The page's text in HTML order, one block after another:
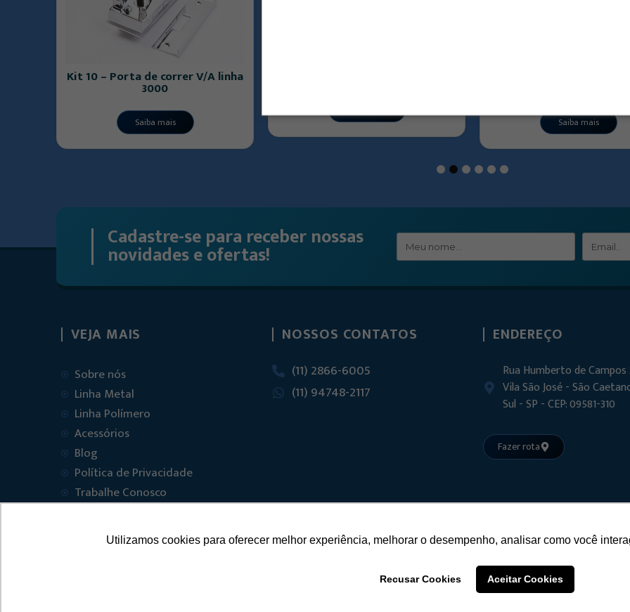
Utilizamos cookies para oferecer melhor experiência, melhorar o desempenho, analisar como você
Recusar Cookies Aceitar Cookies
Kit 10 – Porta de correr V/A linha
3000
Saiba mais Saiba mais
4 5 6
Cadastre-se para receber nossas
novidades e ofertas!
VEJA MAIS
Sobre nós
Linha Metal
Linha Polímero
Acessórios
Blog
Política de Privacidade
Trabalhe Conosco
NOSSOS CONTATOS
(11) 2866-6005
(11) 94748-2117
ENDEREÇO
Rua Humberto de Campos
Vila São José - São
Sul - SP - CEP: 09581-310
Fazer rota
© 2025 FVT – FERRAGENS E ACESSÓRIOS PARA VIDROS TEMPERADOSCNPJ: 22.509.125/0001-84. Todos os direitos reservados